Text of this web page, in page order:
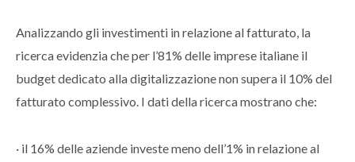
Analizzando gli investimenti in relazione al fatturato, la
ricerca evidenzia che per l’81% delle imprese italiane il
budget dedicato alla digitalizzazione non supera il 10% del
fatturato complessivo. I dati della ricerca mostrano che:
· il 16% delle aziende investe meno dell’1% in relazione al